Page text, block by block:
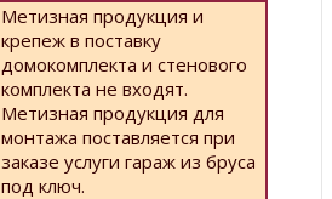
Метизная продукция и
крепеж в поставку
домокомплекта и стенового
комплекта не входят.
Метизная продукция для
монтажа поставляется при
заказе услуги гараж из бруса
под ключ.